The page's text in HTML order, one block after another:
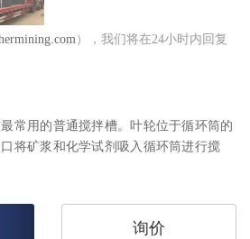
），我们将在24小时内回复
常用的普通搅拌槽。叶轮位于循环筒的
将矿浆和化学试剂吸入循环筒进行搅
询价